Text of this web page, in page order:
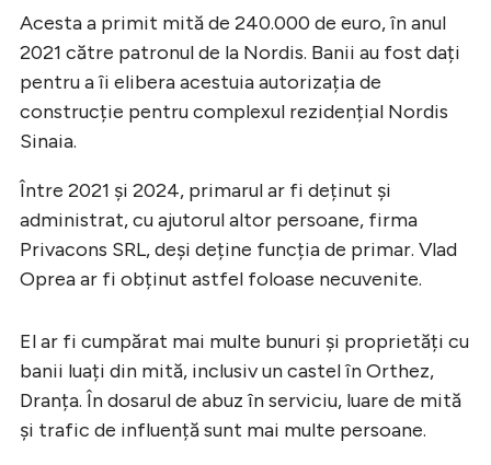
Acesta a primit mită de 240.000 de euro, în anul
2021 către patronul de la Nordis. Banii au fost dați
pentru a îi elibera acestuia autorizația de
construcție pentru complexul rezidențial Nordis
Sinaia.
Între 2021 și 2024, primarul ar fi deținut și
administrat, cu ajutorul altor persoane, firma
Privacons SRL, deși deține funcția de primar. Vlad
Oprea ar fi obținut astfel foloase necuvenite.
El ar fi cumpărat mai multe bunuri și proprietăți cu
banii luați din mită, inclusiv un castel în Orthez,
Dranța. În dosarul de abuz în serviciu, luare de mită
și trafic de influență sunt mai multe persoane.